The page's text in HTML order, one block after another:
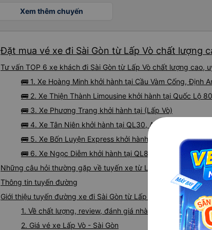
Xem thêm chuyến
Đặt mua vé xe đi Sài Gòn từ Lấp Vò chất lượng
Tư vấn TOP 6 xe khách đi Sài Gòn từ Lấp Vò chất lượng cao,
🚌 1. Xe Hoàng Minh khởi hành tại Cầu Vàm Cống, Định
🚌 2. Xe Thiện Thành Limousine khởi hành tại Quốc Lộ 80
🚌 3. Xe Phương Trang khởi hành tại (Lấp Vò)
🚌 4. Xe Tân Niên khởi hành tại QL30, An Bình, Cao
🚌 5. Xe Bốn Luyện Express khởi hành tại Dọc QL80
🚌 6. Xe Ngọc Diễm khởi hành tại QL80, Bình Thành,
Những câu hỏi thường gặp về tuyến xe từ Lấp Vò đi Sài Gòn
Thông tin tuyến đường
Giới thiệu tuyến đường xe đi Sài Gòn từ Lấp Vò
1. Về chất lượng, review, đánh giá nhà xe Lấp Vò Sài Gòn
2. Giá vé xe Lấp Vò - Sài Gòn